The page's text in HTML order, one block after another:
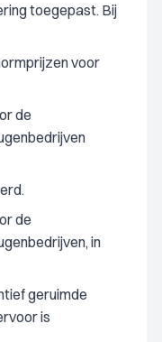
toegepast. Bij
voor
de
de
in
geruimde
is